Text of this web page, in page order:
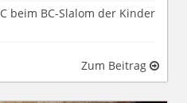
beim BC-Slalom der Kinder
Zum Beitrag